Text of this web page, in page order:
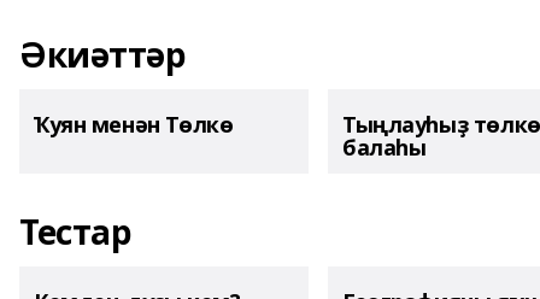
Әкиәттәр
Ҡуян менән Төлкө Тыңлауһыҙ төлкө
балаһы
Тестар